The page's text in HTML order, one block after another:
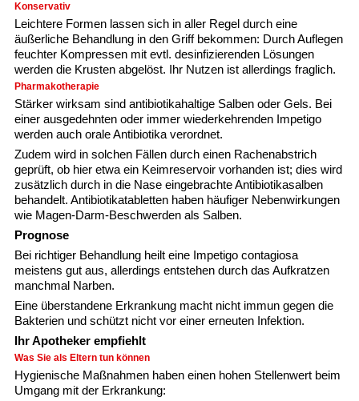
Konservativ
Leichtere Formen lassen sich in aller Regel durch eine
äußerliche Behandlung in den Griff bekommen: Durch Auflegen
feuchter Kompressen mit evtl. desinfizierenden Lösungen
werden die Krusten abgelöst. Ihr Nutzen ist allerdings fraglich.
Pharmakotherapie
Stärker wirksam sind antibiotikahaltige Salben oder Gels. Bei
einer ausgedehnten oder immer wiederkehrenden Impetigo
werden auch orale Antibiotika verordnet.
Zudem wird in solchen Fällen durch einen Rachenabstrich
geprüft, ob hier etwa ein Keimreservoir vorhanden ist; dies wird
zusätzlich durch in die Nase eingebrachte Antibiotikasalben
behandelt. Antibiotikatabletten haben häufiger Nebenwirkungen
wie Magen-Darm-Beschwerden als Salben.
Prognose
Bei richtiger Behandlung heilt eine Impetigo contagiosa
meistens gut aus, allerdings entstehen durch das Aufkratzen
manchmal Narben.
Eine überstandene Erkrankung macht nicht immun gegen die
Bakterien und schützt nicht vor einer erneuten Infektion.
Ihr Apotheker empfiehlt
Was Sie als Eltern tun können
Hygienische Maßnahmen haben einen hohen Stellenwert beim
Umgang mit der Erkrankung: